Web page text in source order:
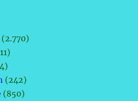
(2.770)
(242)
(850)